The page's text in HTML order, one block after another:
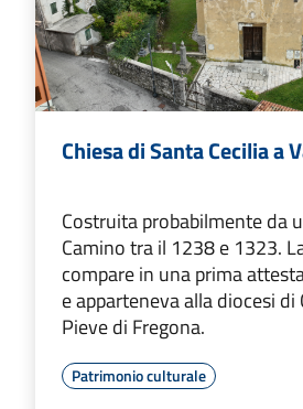
Chiesa di Santa Cecilia a
Costruita probabilmente da
Camino tra il 1238 e 1323.
compare in una prima
e apparteneva alla diocesi di
Pieve di Fregona.
Patrimonio culturale